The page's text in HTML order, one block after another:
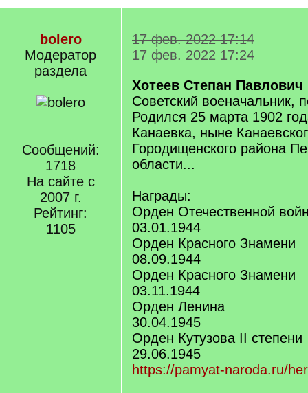
bolero
Модератор
раздела
Сообщений:
1718
На сайте с
2007 г.
Рейтинг:
1105
17 фев. 2022 17:14
17 фев. 2022 17:24
Хотеев Степан Павлович
Советский военачальник,
Родился 25 марта 1902
Канаевка, ныне
Городищенского района
области...
Награды:
Орден Отечественной
03.01.1944
Орден Красного Знамени
08.09.1944
Орден Красного Знамени
03.11.1944
Орден Ленина
30.04.1945
Орден Кутузова II степени
29.06.1945
https://pamyat-naroda.ru/